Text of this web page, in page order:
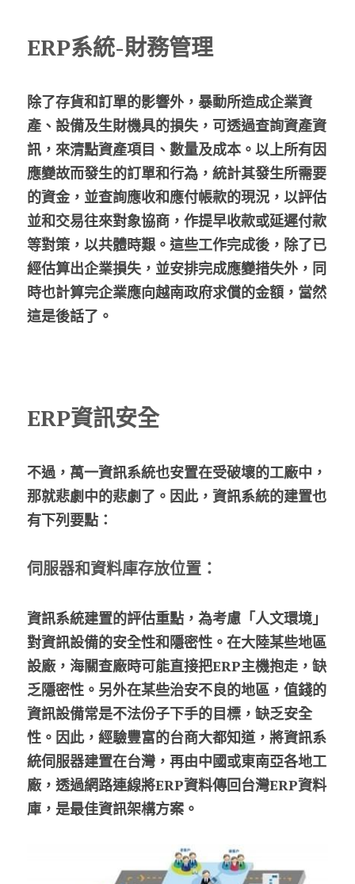
ERP系統-財務管理
除了存貨和訂單的影響外，暴動所造成企業資
產、設備及生財機具的損失，可透過查詢資產資
訊，來清點資產項目、數量及成本。以上所有因
應變故而發生的訂單和行為，統計其發生所需要
的資金，並查詢應收和應付帳款的現況，以評估
並和交易往來對象協商，作提早收款或延遲付款
等對策，以共體時艱。這些工作完成後，除了已
經估算出企業損失，並安排完成應變措失外，同
時也計算完企業應向越南政府求償的金額，當然
這是後話了。
ERP資訊安全
不過，萬一資訊系統也安置在受破壞的工廠中，
那就悲劇中的悲劇了。因此，資訊系統的建置也
有下列要點：
伺服器和資料庫存放位置：
資訊系統建置的評估重點，為考慮「人文環境」
對資訊設備的安全性和隱密性。在大陸某些地區
設廠，海關查廠時可能直接把ERP主機抱走，缺
乏隱密性。另外在某些治安不良的地區，值錢的
資訊設備常是不法份子下手的目標，缺乏安全
性。因此，經驗豐富的台商大都知道，將資訊系
統伺服器建置在台灣，再由中國或東南亞各地工
廠，透過網路連線將ERP資料傳回台灣ERP資料
庫，是最佳資訊架構方案。